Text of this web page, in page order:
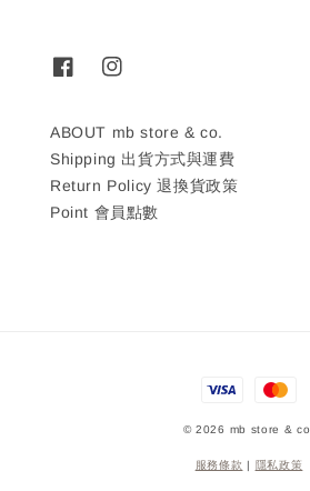
ABOUT mb store & co.
Shipping 出貨方式與運費
Return Policy 退換貨政策
Point 會員點數
© 2026 mb store & co.
服務條款 | 隱私政策